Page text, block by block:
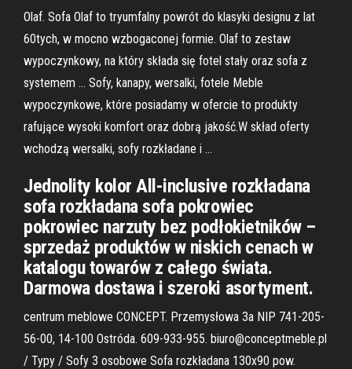
Olaf. Sofa Olaf to tryumfalny powrót do klasyki designu z lat
60tych, w mocno wzbogaconej formie. Olaf to zestaw
wypoczynkowy, na który składa się fotel stały oraz sofa z
systemem … Sofy, kanapy, wersalki, fotele Meble
wypoczynkowe, które posiadamy w ofercie to produkty
rafujące wysoki komfort oraz dobrą jakość.W skład oferty
wchodzą wersalki, sofy rozkładane i …
Jednolity kolor All-inclusive rozkładana
sofa rozkładana sofa pokrowiec
pokrowiec narzuty bez podłokietników –
sprzedaż produktów w niskich cenach w
katalogu towarów z całego świata.
Darmowa dostawa i szeroki asortyment.
centrum meblowe CONCEPT. Przemysłowa 3a NIP 741-205-
56-00, 14-100 Ostróda. 609-933-955. biuro@conceptmeble.pl
/ Typy / Sofy 3 osobowe Sofa rozkładana 130x90 pow.